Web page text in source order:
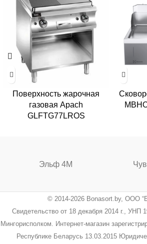
Поверхность жарочная
газовая Apach
GLFTG77LROS
Эльф 4М
© 2014-2026 Bonasort.by, ООО
Свидетельство от 18 декабря 2014 г., УНП
Мингорисполком. Интернет-магазин
Республике Беларусь 13.03.2015